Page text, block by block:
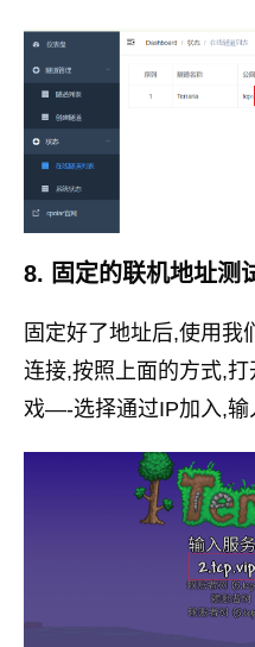
8. 固定的联机地址测
固定好了地址后,使用我
连接,按照上面的方式,
戏—-选择通过IP加入,输